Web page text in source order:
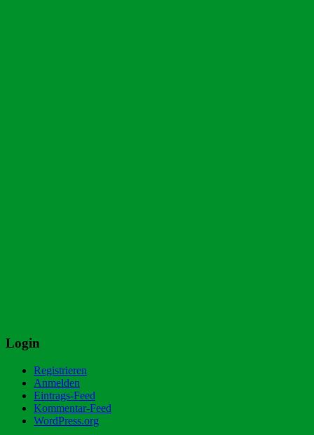
Login
Registrieren
Anmelden
Eintrags-Feed
Kommentar-Feed
WordPress.org